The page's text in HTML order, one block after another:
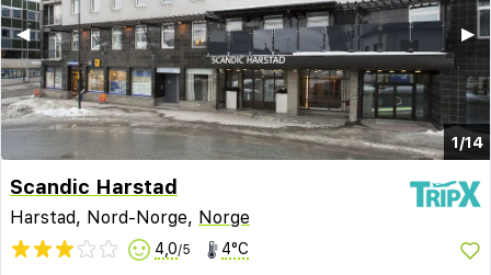
1/14
▶︎
◀︎
Scandic Harstad
Harstad, Nord-Norge, Norge
4,0/5 4°C